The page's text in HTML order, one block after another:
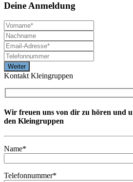
Deine Anmeldung
Kontakt Kleingruppen
Wir freuen uns von dir zu hören und
den Kleingruppen
Name*
Telefonnummer*